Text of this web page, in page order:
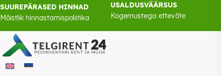
SUUREPÄRASED HINNAD
Mõistlik hinnastamispoliitika
USALDUSVÄÄRSUS
Kogemustega ettevõte